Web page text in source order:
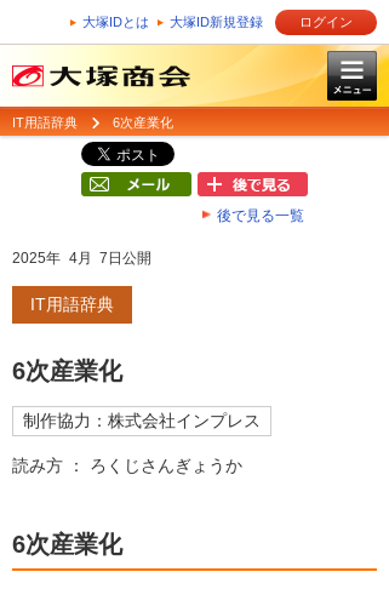
大塚IDとは 大塚ID新規登録 ログイン
IT用語辞典 6次産業化
後で見る一覧
2025年 4月 7日公開
IT用語辞典
6次産業化
制作協力：株式会社インプレス
読み方 ： ろくじさんぎょうか
6次産業化